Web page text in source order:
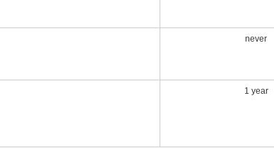
never
1 year